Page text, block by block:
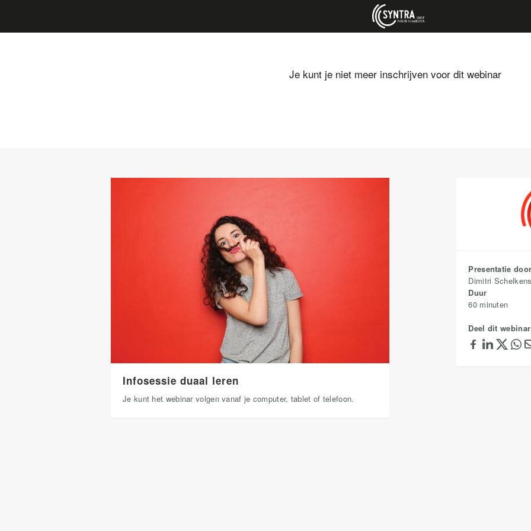
Je kunt je niet meer inschrijven voor dit webinar
Infosessie duaal leren
Je kunt het webinar volgen vanaf je computer, tablet of telefoon.
Presentatie
Dimitri
Duur
60 minuten
Deel dit webinar